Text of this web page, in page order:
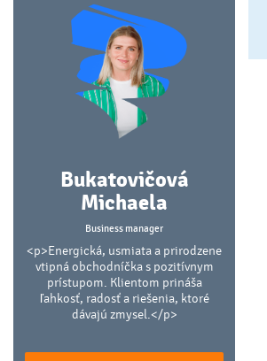
Bukatovičová
Michaela
Business manager
<p>Energická, usmiata a prirodzene
vtipná obchodníčka s pozitívnym
prístupom. Klientom prináša
ľahkosť, radosť a riešenia, ktoré
dávajú zmysel.</p>